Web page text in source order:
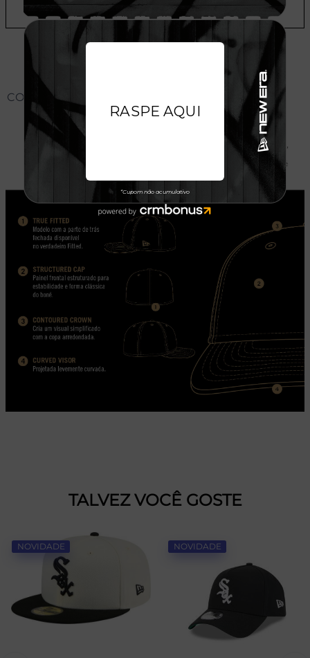
ADICIONAR A LISTA DE DESEJOS
CONHEÇA O MODELO DO BONÉ
TALVEZ VOCÊ GOSTE
NOVIDADE NOVIDADE